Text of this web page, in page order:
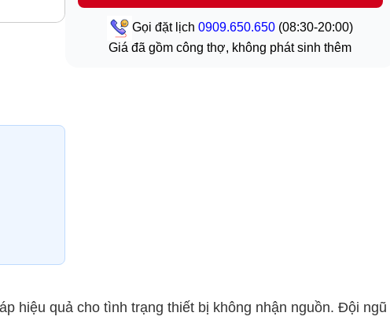
Gọi đặt lịch0909.650.650 (08:30-20:00)
Giá đã gồm công thợ, không phát sinh thêm
hiệu quả cho tình trạng thiết bị không nhận nguồn. Đội ngũ